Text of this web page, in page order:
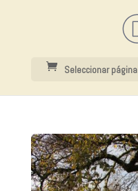
Seleccionar página